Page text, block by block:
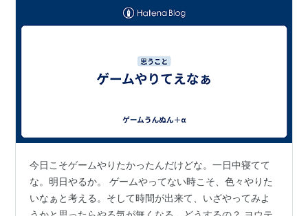
今日こそゲームやりたかったんだけどな。一日中寝てて
な。明日やるか。 ゲームやってない時こそ、色々やりた
いなぁと考える。そして時間が出来て、いざやってみよ